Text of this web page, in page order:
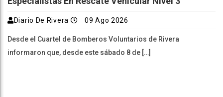
Diario De Rivera 09 Ago 2026
Desde el Cuartel de Bomberos Voluntarios de Rivera
informaron que, desde este sábado 8 de […]